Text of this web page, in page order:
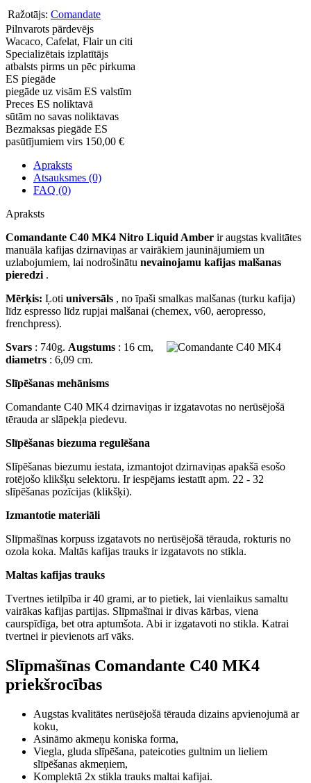
Ražotājs: Comandate
Pilnvarots pārdevējs
Wacaco, Cafelat, Flair un citi
Specializētais izplatītājs
atbalsts pirms un pēc pirkuma
ES piegāde
piegāde uz visām ES valstīm
Preces ES noliktavā
sūtām no savas noliktavas
Bezmaksas piegāde ES
pasūtījumiem virs 150,00 €
Apraksts
Atsauksmes (0)
FAQ (0)
Apraksts
Comandante C40 MK4 Nitro Liquid Amber ir augstas kvalitātes
manuāla kafijas dzirnaviņas ar vairākiem jauninājumiem un
uzlabojumiem, lai nodrošinātu nevainojamu kafijas malšanas
pieredzi .
Mērķis: Ļoti universāls , no īpaši smalkas malšanas (turku kafija)
līdz espresso līdz rupjai malšanai (chemex, v60, aeropresso,
frenchpress).
Svars : 740g. Augstums : 16 cm,
diametrs : 6,09 cm.
Slīpēšanas mehānisms
Comandante C40 MK4 dzirnaviņas ir izgatavotas no nerūsējošā
tērauda ar slāpekļa piedevu.
Slīpēšanas biezuma regulēšana
Slīpēšanas biezumu iestata, izmantojot dzirnaviņas apakšā esošo
rotējošo klikšķu selektoru. Ir iespējams iestatīt apm. 22 - 32
slīpēšanas pozīcijas (klikšķi).
Izmantotie materiāli
Slīpmašīnas korpuss izgatavots no nerūsējošā tērauda, rokturis no
ozola koka. Maltās kafijas trauks ir izgatavots no stikla.
Maltas kafijas trauks
Tvertnes ietilpība ir 40 grami, ar to pietiek, lai vienlaikus samaltu
vairākas kafijas partijas. Slīpmašīnai ir divas kārbas, viena
caurspīdīga, bet otra aptumšota. Abi ir izgatavoti no stikla. Katrai
tvertnei ir pievienots arī vāks.
Slīpmašīnas Comandante C40 MK4
priekšrocības
Augstas kvalitātes nerūsējošā tērauda dizains apvienojumā ar
koku,
Asināmo akmeņu koniska forma,
Viegla, gluda slīpēšana, pateicoties gultnim un lieliem
slīpēšanas akmeņiem,
Komplektā 2x stikla trauks maltai kafijai.